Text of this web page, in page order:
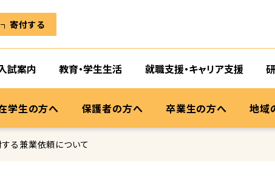
試案内 教育・学生生活 就職支援・キャリア支援
学生の方へ 保護者の方へ 卒業生の方へ 地域
寄付する
る兼業依頼について